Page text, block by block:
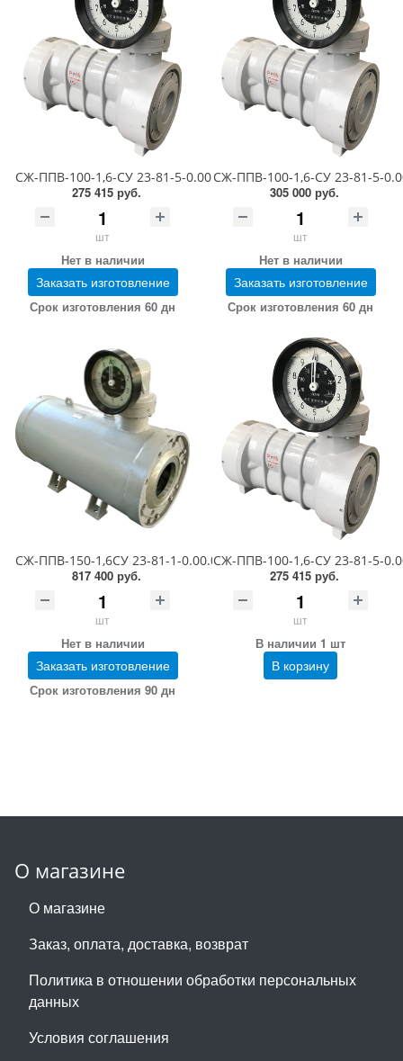
СЖ-ППВ-100-1,6-СУ 23-81-5-0.00.00 (1,1-6,0 сСт; ПГ 0,5)
275 415 руб.
шт
Нет в наличии
Заказать изготовление
Срок изготовления 60 дн
СЖ-ППВ-100-1,6-СУ 23-81-5-
305 000 руб.
шт
Нет в наличии
Заказать изготовление
Срок изготовления 60 дн
СЖ-ППВ-150-1,6СУ 23-81-1-0.00.00 (1,1-6,0 сСт; ПГ 0,5)
817 400 руб.
шт
Нет в наличии
Заказать изготовление
Срок изготовления 90 дн
СЖ-ППВ-100-1,6-СУ 23-81-5-
275 415 руб.
шт
В наличии 1 шт
В корзину
О магазине
О магазине
Заказ, оплата, доставка, возврат
Политика в отношении обработки персональных
данных
Условия соглашения